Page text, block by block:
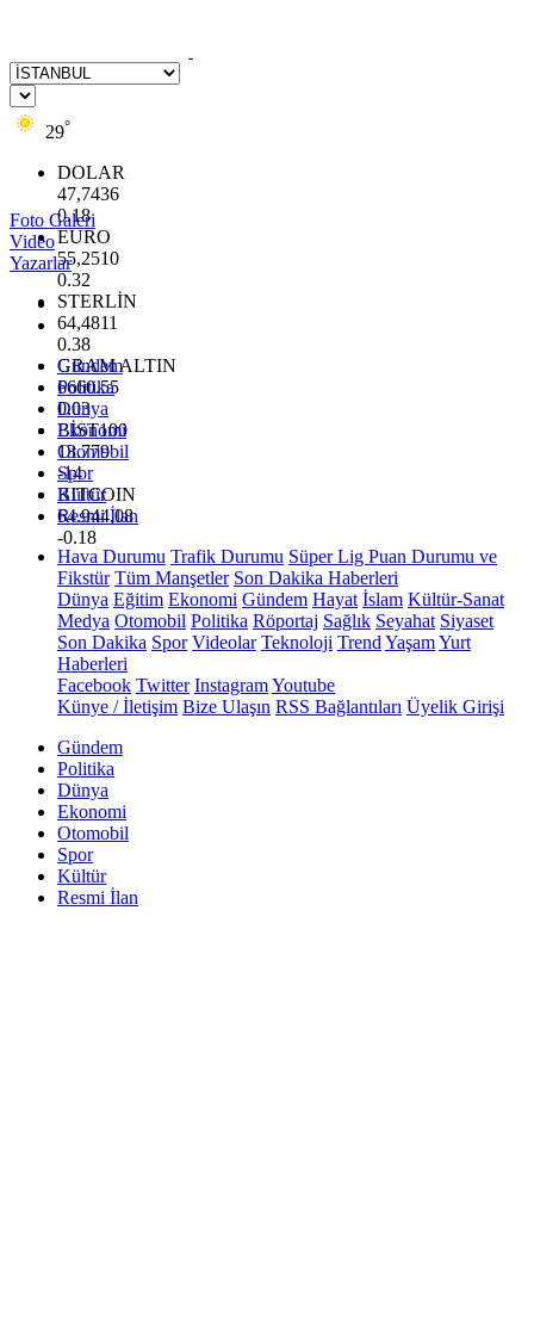
29°
DOLAR
47,7436
0.18
EURO
55,2510
0.32
STERLİN
64,4811
0.38
GRAM ALTIN
6660.55
0.03
BİST100
13.779
-14
BITCOIN
64.944,08
-0.18
Foto Galeri
Video
Yazarlar
Gündem
Politika
Dünya
Ekonomi
Otomobil
Spor
Kültür
Resmi İlan
Hava Durumu Trafik Durumu Süper Lig Puan Durumu ve
Fikstür Tüm Manşetler Son Dakika Haberleri
Dünya Eğitim Ekonomi Gündem Hayat İslam Kültür-Sanat
Medya Otomobil Politika Röportaj Sağlık Seyahat Siyaset
Son Dakika Spor Videolar Teknoloji Trend YaşamYurt
Haberleri
Facebook Twitter InstagramYoutube
Künye / İletişim Bize Ulaşın RSS Bağlantıları Üyelik Girişi
Gündem
Politika
Dünya
Ekonomi
Otomobil
Spor
Kültür
Resmi İlan